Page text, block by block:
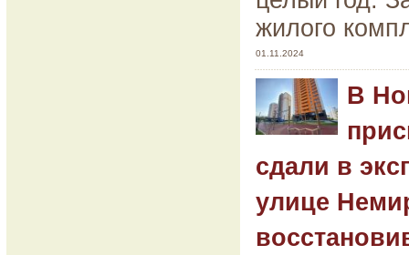
жилого
01.11.2024
В
сдали в
улице